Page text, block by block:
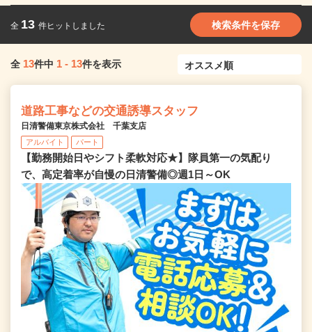
全 13 件ヒットしました 検索条件を保存
全 13件中 1 - 13件を表示
道路工事などの交通誘導スタッフ
日清警備東京株式会社 千葉支店
アルバイト パート
【勤務開始日やシフト柔軟対応★】隊員第一の気配り
で、高定着率が自慢の日清警備◎週1日～OK